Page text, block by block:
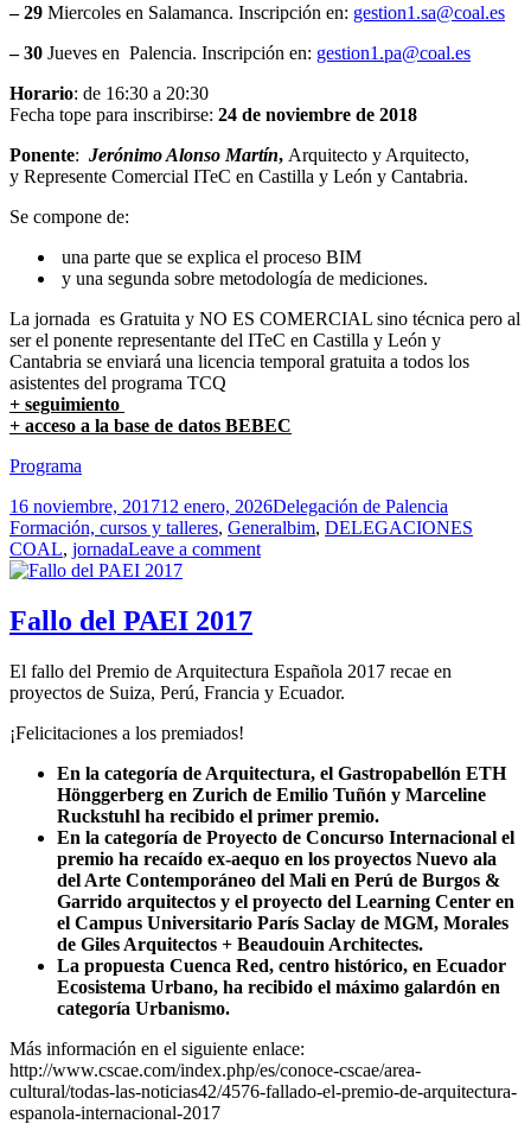
– 29 Miercoles en Salamanca. Inscripción en: gestion1.sa@coal.es
– 30 Jueves en Palencia. Inscripción en: gestion1.pa@coal.es
Horario: de 16:30 a 20:30
Fecha tope para inscribirse: 24 de noviembre de 2018
Ponente: Jerónimo Alonso Martín, Arquitecto y Arquitecto,
y Represente Comercial ITeC en Castilla y León y Cantabria.
Se compone de:
una parte que se explica el proceso BIM
y una segunda sobre metodología de mediciones.
La jornada es Gratuita y NO ES COMERCIAL sino técnica pero al
ser el ponente representante del ITeC en Castilla y León y
Cantabria se enviará una licencia temporal gratuita a todos los
asistentes del programa TCQ
+ seguimiento
+ acceso a la base de datos BEBEC
Programa
Publicado
el
16 noviembre, 201712 enero, 2026Autor
Delegación de Palencia
Formación, cursos y talleres, GeneralEtiquetas
bim, DELEGACIONES
COAL, jornadaLeave a comment
Fallo del PAEI 2017
El fallo del Premio de Arquitectura Española 2017 recae en
proyectos de Suiza, Perú, Francia y Ecuador.
¡Felicitaciones a los premiados!
En la categoría de Arquitectura, el Gastropabellón ETH
Hönggerberg en Zurich de Emilio Tuñón y Marceline
Ruckstuhl ha recibido el primer premio.
En la categoría de Proyecto de Concurso Internacional el
premio ha recaído ex-aequo en los proyectos Nuevo ala
del Arte Contemporáneo del Mali en Perú de Burgos &
Garrido arquitectos y el proyecto del Learning Center en
el Campus Universitario París Saclay de MGM, Morales
de Giles Arquitectos + Beaudouin Architectes.
La propuesta Cuenca Red, centro histórico, en Ecuador
Ecosistema Urbano, ha recibido el máximo galardón en
categoría Urbanismo.
Más información en el siguiente enlace:
http://www.cscae.com/index.php/es/conoce-cscae/area-
cultural/todas-las-noticias42/4576-fallado-el-premio-de-arquitectura-
espanola-internacional-2017